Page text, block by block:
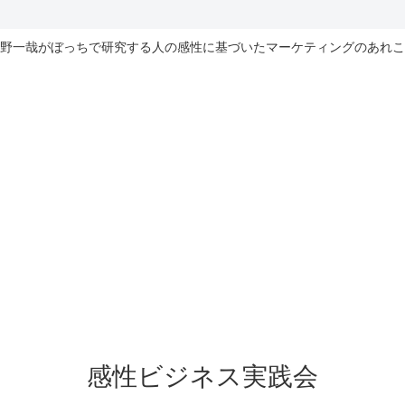
一哉がぼっちで研究する人の感性に基づいたマーケティングのあれ
感性ビジネス実践会